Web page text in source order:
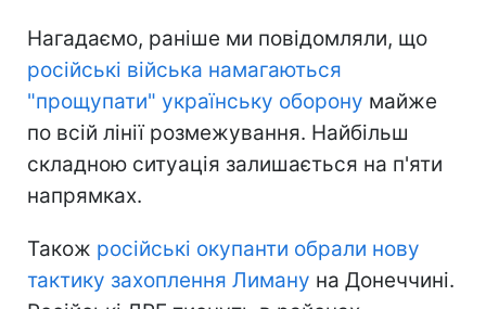
Нагадаємо, раніше ми повідомляли, що
російські війська намагаються
"прощупати" українську оборону майже
по всій лінії розмежування. Найбільш
складною ситуація залишається на п'яти
напрямках.
Також російські окупанти обрали нову
тактику захоплення Лиману на Донеччині.